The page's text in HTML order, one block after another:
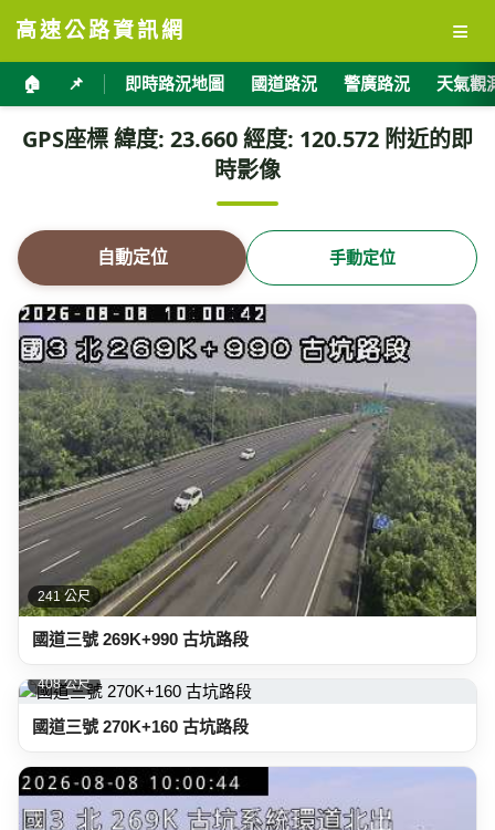
高速公路資訊網 ≡
🏠 📌 即時路況地圖 國道路況 警廣路況 天氣觀
GPS座標 緯度: 23.660 經度: 120.572 附近的即
時影像
自動定位 手動定位
241 公尺
國道三號 269K+990 古坑路段
408 公尺
國道三號 270K+160 古坑路段